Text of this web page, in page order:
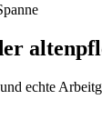
echte